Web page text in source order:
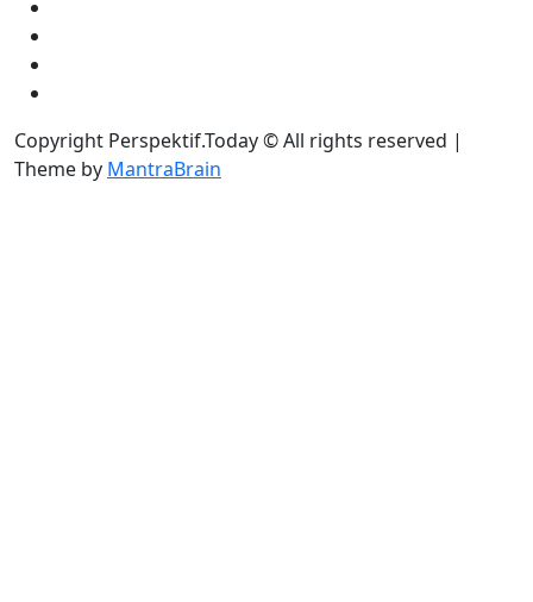
Copyright Perspektif.Today © All rights reserved |
Theme by MantraBrain